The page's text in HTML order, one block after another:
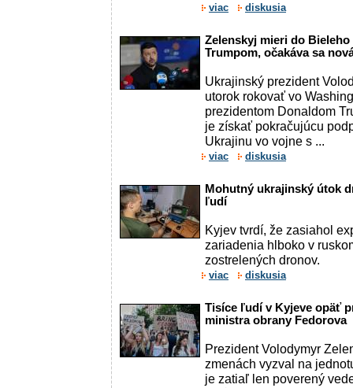
viac diskusia
Zelenskyj mieri do
Trumpom, očakáva sa
Ukrajinský prezident
utorok rokovať vo
prezidentom Donaldom
je získať pokračujúcu
Ukrajinu vo vojne s ...
viac diskusia
Mohutný ukrajinský útok
ľudí
Kyjev tvrdí, že zasiahol
zariadenia hlboko v
zostrelených dronov.
viac diskusia
Tisíce ľudí v Kyjeve opäť
ministra obrany Fedorova
Prezident Volodymyr
zmenách vyzval na
je zatiaľ len poverený